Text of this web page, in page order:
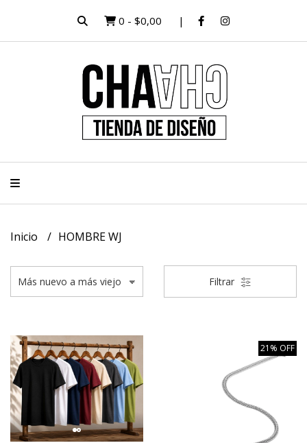
0 - $0,00
Inicio HOMBRE WJ
Filtrar
21% OFF